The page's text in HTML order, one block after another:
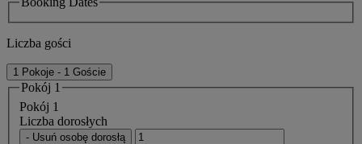
Liczba gości
1 Pokoje - 1 Goście
Pokój 1
Pokój 1
Liczba dorosłych
- Usuń osobę dorosłą